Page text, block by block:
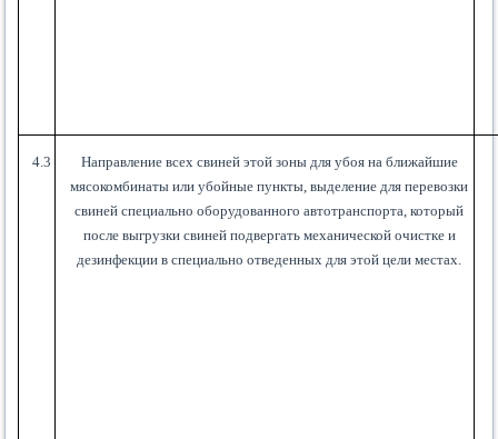
4.3
Направление всех свиней этой зоны для убоя на ближайшие
мясокомбинаты или убойные пункты, выделение для перевозки
свиней специально оборудованного автотранспорта, который
после выгрузки свиней подвергать механической очистке и
дезинфекции в специально отведенных для этой цели местах.